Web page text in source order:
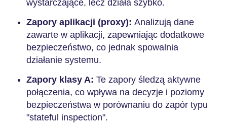
wystarczające, lecz działa szybko.
Zapory aplikacji (proxy): Analizują dane
zawarte w aplikacji, zapewniając dodatkowe
bezpieczeństwo, co jednak spowalnia
działanie systemu.
Zapory klasy A: Te zapory śledzą aktywne
połączenia, co wpływa na decyzje i poziomy
bezpieczeństwa w porównaniu do zapór typu
"stateful inspection".